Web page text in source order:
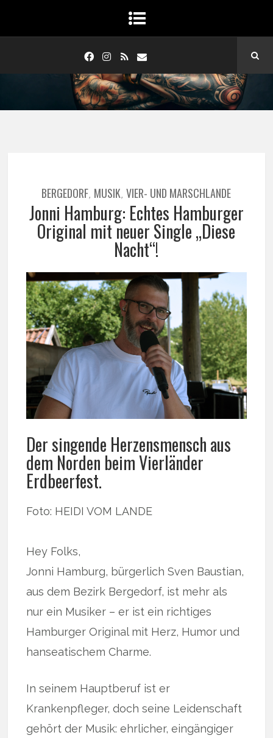
BERGEDORF, MUSIK,VIER- UND MARSCHLANDE
Jonni Hamburg: Echtes Hamburger
Original mit neuer Single „Diese
Nacht“!
Der singende Herzensmensch aus
dem Norden beim Vierländer
Erdbeerfest.
Foto: HEIDI VOM LANDE
Hey Folks,
Jonni Hamburg, bürgerlich Sven Baustian,
aus dem Bezirk Bergedorf, ist mehr als
nur ein Musiker – er ist ein richtiges
Hamburger Original mit Herz, Humor und
hanseatischem Charme.
In seinem Hauptberuf ist er
Krankenpfleger, doch seine Leidenschaft
gehört der Musik: ehrlicher, eingängiger